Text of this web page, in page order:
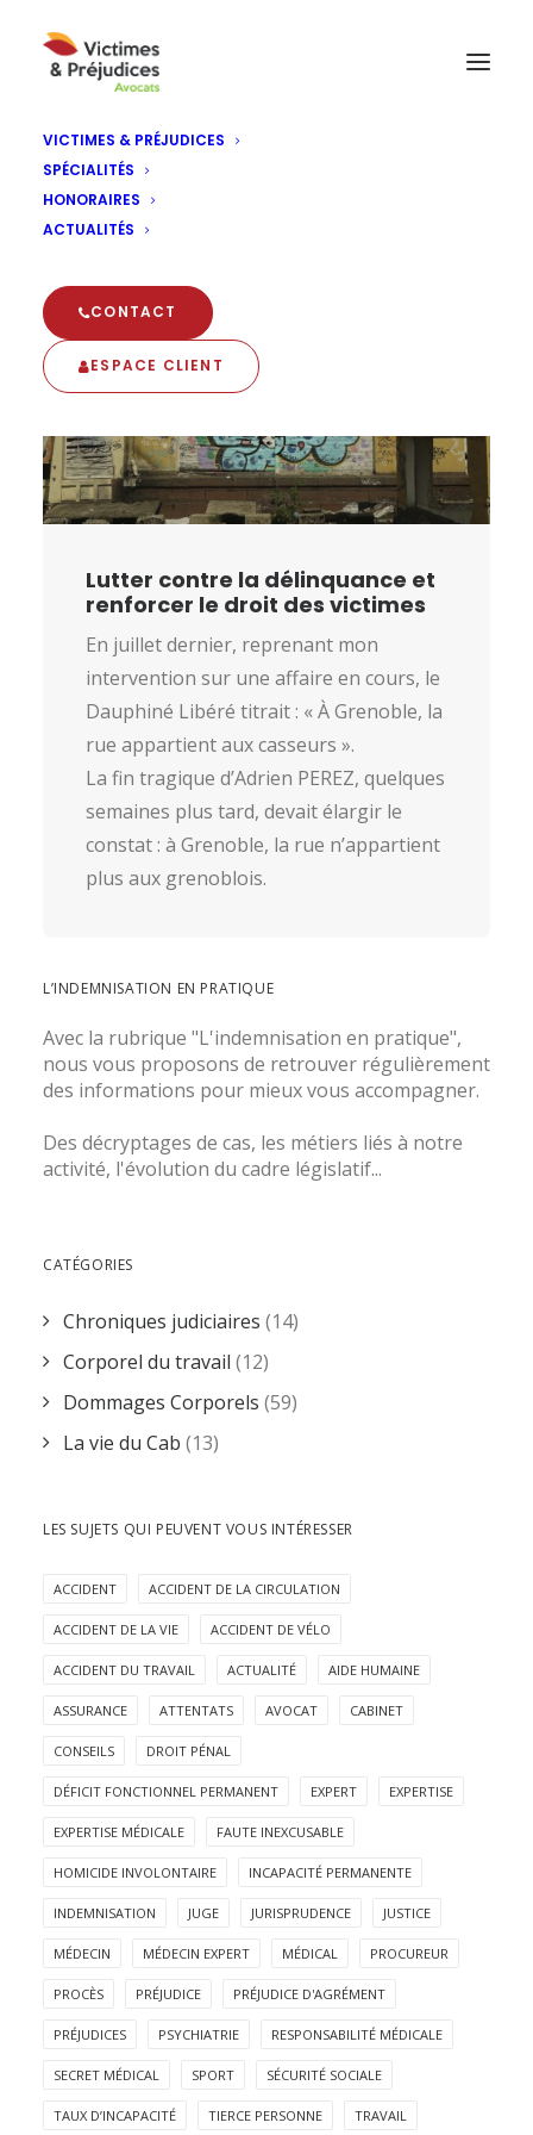
VICTIMES & PRÉJUDICES
SPÉCIALITÉS
HONORAIRES
ACTUALITÉS
CONTACT
ESPACE CLIENT
enquête
Lutter contre la délinquance et
renforcer le droit des victimes
En juillet dernier, reprenant mon
intervention sur une affaire en cours, le
Dauphiné Libéré titrait : « À Grenoble, la
rue appartient aux casseurs ».
La fin tragique d’Adrien PEREZ, quelques
semaines plus tard, devait élargir le
constat : à Grenoble, la rue n’appartient
plus aux grenoblois.
L’INDEMNISATION EN PRATIQUE
Avec la rubrique "L'indemnisation en pratique",
nous vous proposons de retrouver régulièrement
des informations pour mieux vous accompagner.
Des décryptages de cas, les métiers liés à notre
activité, l'évolution du cadre législatif...
CATÉGORIES
Chroniques judiciaires (14)
Corporel du travail (12)
Dommages Corporels (59)
La vie du Cab (13)
LES SUJETS QUI PEUVENT VOUS INTÉRESSER
ACCIDENT ACCIDENT DE LA CIRCULATION
ACCIDENT DE LA VIE ACCIDENT DE VÉLO
ACCIDENT DU TRAVAIL ACTUALITÉ AIDE HUMAINE
ASSURANCE ATTENTATS AVOCAT CABINET
CONSEILS DROIT PÉNAL
DÉFICIT FONCTIONNEL PERMANENT EXPERT EXPERTISE
EXPERTISE MÉDICALE FAUTE INEXCUSABLE
HOMICIDE INVOLONTAIRE INCAPACITÉ PERMANENTE
INDEMNISATION JUGE JURISPRUDENCE JUSTICE
MÉDECIN MÉDECIN EXPERT MÉDICAL PROCUREUR
PROCÈS PRÉJUDICE PRÉJUDICE D'AGRÉMENT
PRÉJUDICES PSYCHIATRIE RESPONSABILITÉ MÉDICALE
SECRET MÉDICAL SPORT SÉCURITÉ SOCIALE
TAUX D’INCAPACITÉ TIERCE PERSONNE TRAVAIL